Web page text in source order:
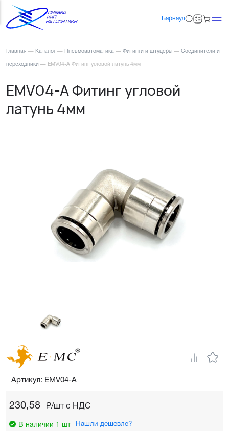
Барнаул
Главная — Каталог — Пневмоавтоматика — Фитинги и штуцеры — Соединители и
переходники — EMV04-A Фитинг угловой латунь 4мм
EMV04-A Фитинг угловой
латунь 4мм
230,58 ₽/шт c НДС
В наличии 1 шт Нашли дешевле?
Артикул: EMV04-A